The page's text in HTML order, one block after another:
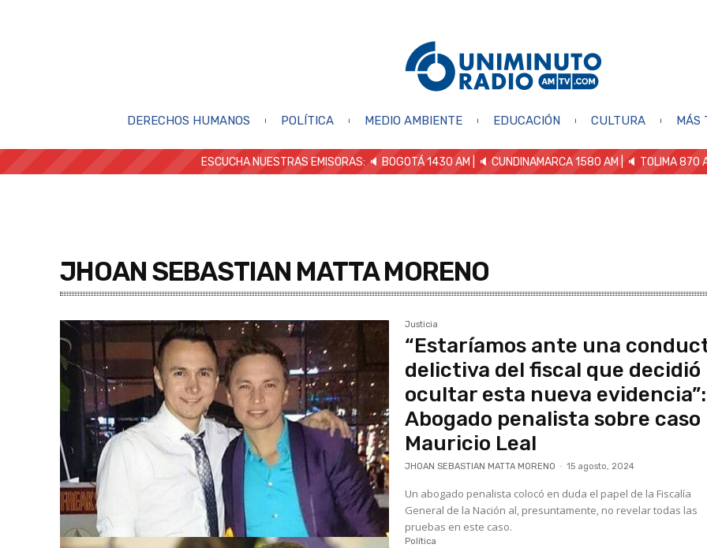
DERECHOS HUMANOS POLÍTICA MEDIO AMBIENTE EDUCACIÓN CULTURA MÁS
ESCUCHA NUESTRAS EMISORAS: 🔈 BOGOTÁ 1430 AM | 🔈 CUNDINAMARCA 1580 AM | 🔈 TOLIMA 870
JHOAN SEBASTIAN MATTA MORENO
Justicia
“Estaríamos ante una
delictiva del fiscal que decidió
ocultar esta nueva evidencia”:
Abogado penalista sobre caso
Mauricio Leal
JHOAN SEBASTIAN MATTA MORENO - 15 agosto, 2024
Un abogado penalista colocó en duda el papel de la Fiscalía
General de la Nación al, presuntamente, no revelar todas las
pruebas en este caso.
Política